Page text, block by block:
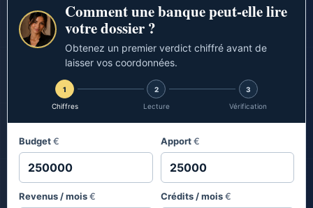
Comment une banque peut-elle lire
votre dossier ?
Obtenez un premier verdict chiffré avant de
laisser vos coordonnées.
1
Chiffres
2
Lecture
3
Vérification
Budget€ Apport€
Revenus / mois€ Crédits / mois€